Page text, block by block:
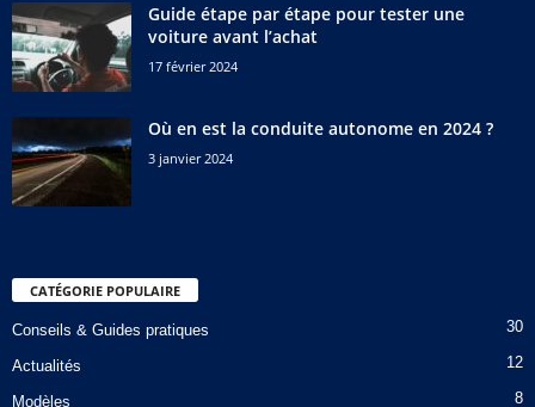
Guide étape par étape pour tester une
voiture avant l’achat
17 février 2024
Où en est la conduite autonome en 2024 ?
3 janvier 2024
CATÉGORIE POPULAIRE
Conseils & Guides pratiques 30
Actualités 12
Modèles 8